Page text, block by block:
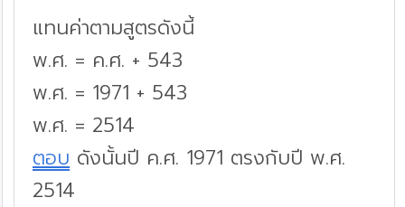
แทนค่าตามสูตรดังนี้
พ.ศ. = ค.ศ. + 543
พ.ศ. = 1971 + 543
พ.ศ. = 2514
ตอบ ดังนั้นปี ค.ศ. 1971 ตรงกับปี พ.ศ.
2514